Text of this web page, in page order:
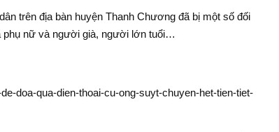
trên địa bàn huyện Thanh Chương đã bị một số đối
phụ nữ và người già, người lớn tuổi…
doa-qua-dien-thoai-cu-ong-suyt-chuyen-het-tien-tiet-